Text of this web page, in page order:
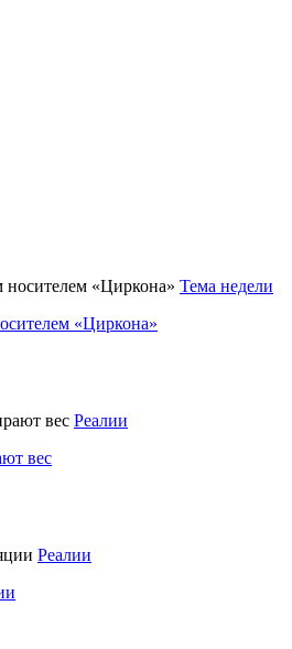
Тема недели
«Циркона»
Реалии
вес
Реалии